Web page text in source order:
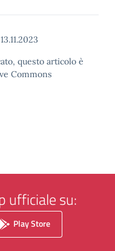
13.11.2023
questo articolo è
Commons
ufficiale su:
Play Store